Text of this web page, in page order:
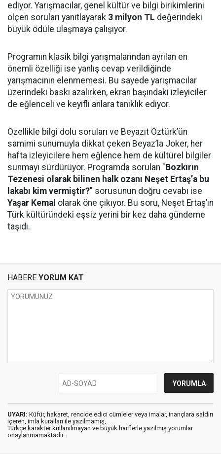
ediyor. Yarışmacılar, genel kültür ve bilgi birikimlerini
ölçen soruları yanıtlayarak 3 milyon TL değerindeki
büyük ödüle ulaşmaya çalışıyor.
Programın klasik bilgi yarışmalarından ayrılan en
önemli özelliği ise yanlış cevap verildiğinde
yarışmacının elenmemesi. Bu sayede yarışmacılar
üzerindeki baskı azalırken, ekran başındaki izleyiciler
de eğlenceli ve keyifli anlara tanıklık ediyor.
Özellikle bilgi dolu soruları ve Beyazıt Öztürk’ün
samimi sunumuyla dikkat çeken Beyaz’la Joker, her
hafta izleyicilere hem eğlence hem de kültürel bilgiler
sunmayı sürdürüyor. Programda sorulan " Bozkırın
Tezenesi olarak bilinen halk ozanı Neşet Ertaş’a bu
lakabı kim vermiştir?" sorusunun doğru cevabı ise
Yaşar Kemal olarak öne çıkıyor. Bu soru, Neşet Ertaş’ın
Türk kültüründeki eşsiz yerini bir kez daha gündeme
taşıdı.
HABERE YORUM KAT
UYARI: Küfür, hakaret, rencide edici cümleler veya imalar, inançlara saldırı
içeren, imla kuralları ile yazılmamış,
Türkçe karakter kullanılmayan ve büyük harflerle yazılmış yorumlar
onaylanmamaktadır.